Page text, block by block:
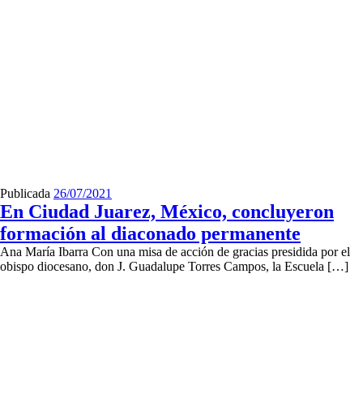
Publicada 26/07/2021
En Ciudad Juarez, México, concluyeron
formación al diaconado permanente
Ana María Ibarra Con una misa de acción de gracias presidida por el
obispo diocesano, don J. Guadalupe Torres Campos, la Escuela […]